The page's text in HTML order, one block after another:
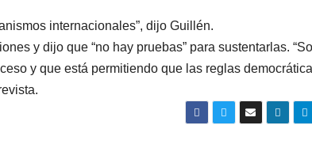
internacionales”, dijo Guillén.
y dijo que “no hay pruebas” para sustentarlas.
y que está permitiendo que las reglas